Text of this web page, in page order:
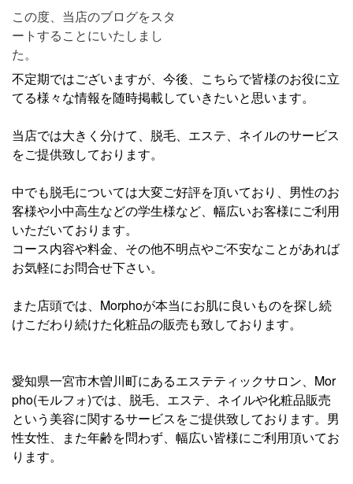
この度、当店のブログをスタ
ートすることにいたしまし
た。
不定期ではございますが、今後、こちらで皆様のお役に立
てる様々な情報を随時掲載していきたいと思います。
当店では大きく分けて、脱毛、エステ、ネイルのサービス
をご提供致しております。
中でも脱毛については大変ご好評を頂いており、男性のお
客様や小中高生などの学生様など、幅広いお客様にご利用
いただいております。
コース内容や料金、その他不明点やご不安なことがあれば
お気軽にお問合せ下さい。
また店頭では、Morphoが本当にお肌に良いものを探し続
けこだわり続けた化粧品の販売も致しております。
愛知県一宮市木曽川町にあるエステティックサロン、Mor
pho(モルフォ)では、脱毛、エステ、ネイルや化粧品販売
という美容に関するサービスをご提供致しております。男
性女性、また年齢を問わず、幅広い皆様にご利用頂いてお
ります。